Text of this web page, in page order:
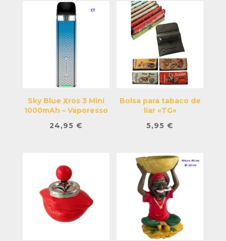
Sky Blue Xros 3 Mini
1000mAh – Vaporesso
24,95 €
Bolsa para tabaco de
liar «TG»
5,95€